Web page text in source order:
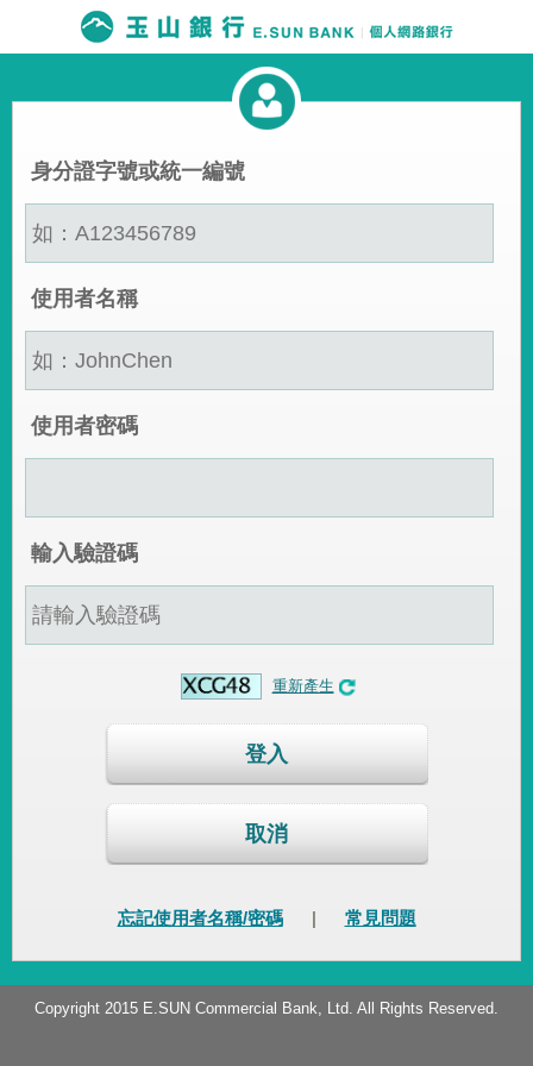
身分證字號或統一編號
使用者名稱
使用者密碼
輸入驗證碼
重新產生
登入
取消
忘記使用者名稱/密碼 | 常見問題
Copyright 2015 E.SUN Commercial Bank, Ltd. All Rights Reserved.